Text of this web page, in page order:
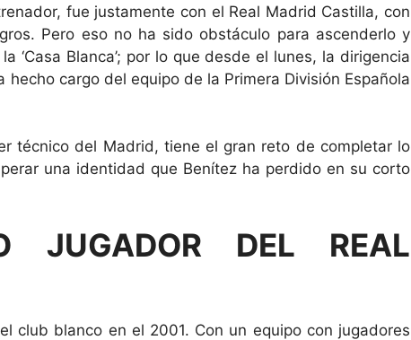
fue justamente con el Real Madrid Castilla, con
Pero eso no ha sido obstáculo para ascenderlo y
‘Casa Blanca’; por lo que desde el lunes, la dirigencia
cargo del equipo de la Primera División Española
técnico del Madrid, tiene el gran reto de completar lo
una identidad que Benítez ha perdido en su corto
JUGADOR DEL REAL
club blanco en el 2001. Con un equipo con jugadores